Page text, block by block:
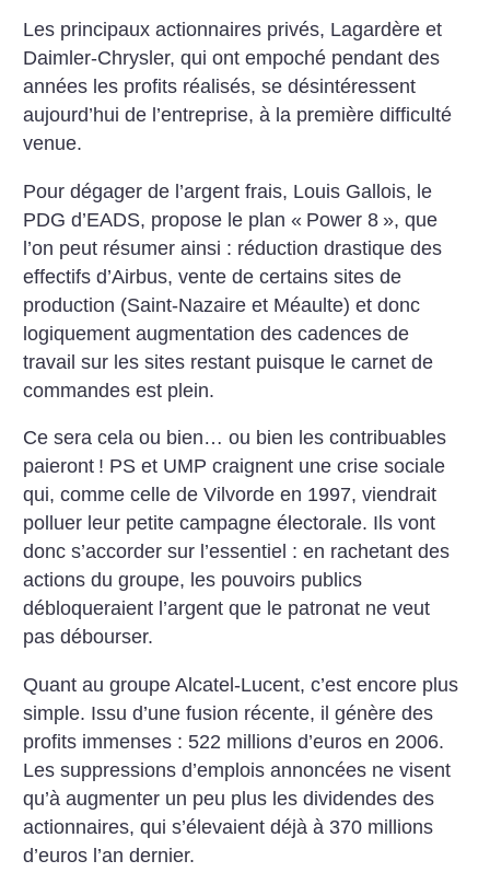
Les principaux actionnaires privés, Lagardère et
Daimler-Chrysler, qui ont empoché pendant des
années les profits réalisés, se désintéressent
aujourd’hui de l’entreprise, à la première difficulté
venue.
Pour dégager de l’argent frais, Louis Gallois, le
PDG d’EADS, propose le plan « Power 8 », que
l’on peut résumer ainsi : réduction drastique des
effectifs d’Airbus, vente de certains sites de
production (Saint-Nazaire et Méaulte) et donc
logiquement augmentation des cadences de
travail sur les sites restant puisque le carnet de
commandes est plein.
Ce sera cela ou bien… ou bien les contribuables
paieront ! PS et UMP craignent une crise sociale
qui, comme celle de Vilvorde en 1997, viendrait
polluer leur petite campagne électorale. Ils vont
donc s’accorder sur l’essentiel : en rachetant des
actions du groupe, les pouvoirs publics
débloqueraient l’argent que le patronat ne veut
pas débourser.
Quant au groupe Alcatel-Lucent, c’est encore plus
simple. Issu d’une fusion récente, il génère des
profits immenses : 522 millions d’euros en 2006.
Les suppressions d’emplois annoncées ne visent
qu’à augmenter un peu plus les dividendes des
actionnaires, qui s’élevaient déjà à 370 millions
d’euros l’an dernier.